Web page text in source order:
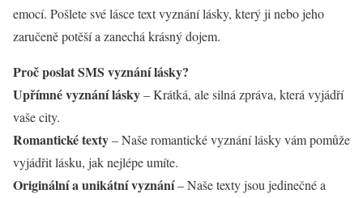
emocí. Pošlete své lásce text vyznání lásky, který ji nebo jeho
zaručeně potěší a zanechá krásný dojem.
Proč poslat SMS vyznání lásky?
Upřímné vyznání lásky– Krátká, ale silná zpráva, která vyjádří
vaše city.
Romantické texty– Naše romantické vyznání lásky vám pomůže
vyjádřit lásku, jak nejlépe umíte.
Originální a unikátní vyznání– Naše texty jsou jedinečné a